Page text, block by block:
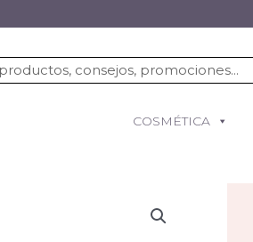
COSMÉTICA